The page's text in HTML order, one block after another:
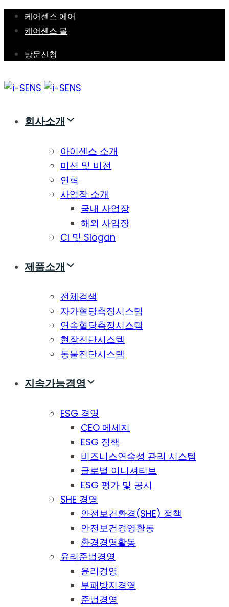
Skip
links
Skip
navigation
to
케어센스 에어
케어센스 몰
방문신청
회사소개
아이센스 소개
미션 및 비전
연혁
사업장 소개
국내 사업장
해외 사업장
CI 및 Slogan
제품소개
전체검색
자가혈당측정시스템
연속혈당측정시스템
현장진단시스템
동물진단시스템
지속가능경영
ESG 경영
CEO 메세지
ESG 정책
비즈니스연속성 관리 시스템
글로벌 이니셔티브
ESG 평가 및 공시
SHE 경영
안전보건환경(SHE) 정책
안전보건경영활동
환경경영활동
윤리준법경영
윤리경영
부패방지경영
준법경영